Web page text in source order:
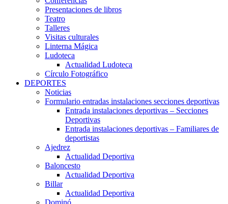
Presentaciones de libros
Teatro
Talleres
Visitas culturales
Linterna Mágica
Ludoteca
Actualidad Ludoteca
Círculo Fotográfico
DEPORTES
Noticias
Formulario entradas instalaciones secciones deportivas
Entrada instalaciones deportivas – Secciones
Deportivas
Entrada instalaciones deportivas – Familiares de
deportistas
Ajedrez
Actualidad Deportiva
Baloncesto
Actualidad Deportiva
Billar
Actualidad Deportiva
Dominó